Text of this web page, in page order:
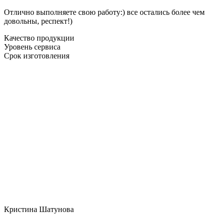
Отлично выполняете свою работу:) все остались более чем
довольны, респект!)
Качество продукции
Уровень сервиса
Срок изготовления
Кристина Шатунова